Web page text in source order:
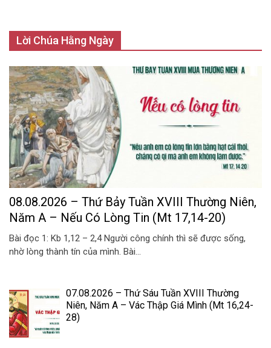
Lời Chúa Hằng Ngày
08.08.2026 – Thứ Bảy Tuần XVIII Thường Niên,
Năm A – Nếu Có Lòng Tin (Mt 17,14-20)
Bài đọc 1: Kb 1,12 – 2,4 Người công chính thì sẽ được sống,
nhờ lòng thành tín của mình. Bài...
07.08.2026 – Thứ Sáu Tuần XVIII Thường
Niên, Năm A – Vác Thập Giá Mình (Mt 16,24-
28)